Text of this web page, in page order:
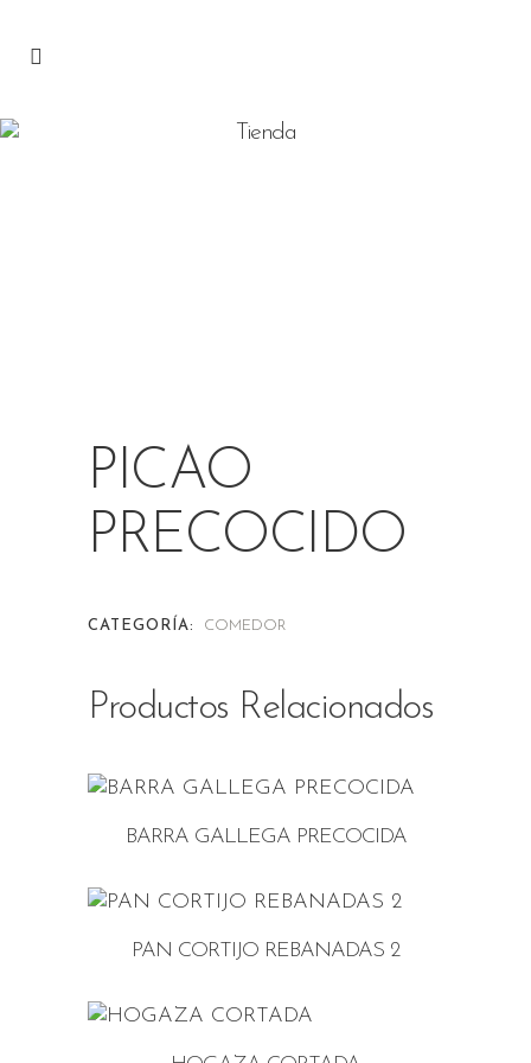
Tienda
PICAO
PRECOCIDO
CATEGORÍA: COMEDOR
Productos Relacionados
BARRA GALLEGA PRECOCIDA
PAN CORTIJO REBANADAS 2